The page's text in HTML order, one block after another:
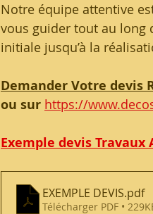
Notre équipe attentive
vous guider tout au long
initiale jusqu’à la
Demander Votre devis
ou sur https://
Exemple devis
EXEMPLE DEVIS.pdf
Télécharger PDF •